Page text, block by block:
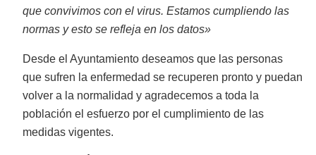
que convivimos con el virus. Estamos cumpliendo las
normas y esto se refleja en los datos»
Desde el Ayuntamiento deseamos que las personas
que sufren la enfermedad se recuperen pronto y puedan
volver a la normalidad y agradecemos a toda la
población el esfuerzo por el cumplimiento de las
medidas vigentes.